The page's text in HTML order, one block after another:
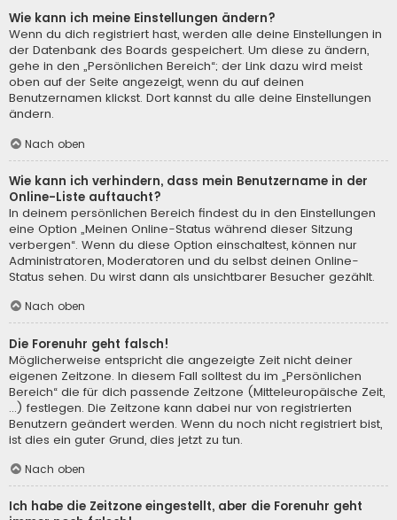
Wie kann ich meine Einstellungen ändern?
Wenn du dich registriert hast, werden alle deine Einstellungen in
der Datenbank des Boards gespeichert. Um diese zu ändern,
gehe in den „Persönlichen Bereich“; der Link dazu wird meist
oben auf der Seite angezeigt, wenn du auf deinen
Benutzernamen klickst. Dort kannst du alle deine Einstellungen
ändern.
Nach oben
Wie kann ich verhindern, dass mein Benutzername in der
Online-Liste auftaucht?
In deinem persönlichen Bereich findest du in den Einstellungen
eine Option „Meinen Online-Status während dieser Sitzung
verbergen“. Wenn du diese Option einschaltest, können nur
Administratoren, Moderatoren und du selbst deinen Online-
Status sehen. Du wirst dann als unsichtbarer Besucher gezählt.
Nach oben
Die Forenuhr geht falsch!
Möglicherweise entspricht die angezeigte Zeit nicht deiner
eigenen Zeitzone. In diesem Fall solltest du im „Persönlichen
Bereich“ die für dich passende Zeitzone (Mitteleuropäische Zeit,
...) festlegen. Die Zeitzone kann dabei nur von registrierten
Benutzern geändert werden. Wenn du noch nicht registriert bist,
ist dies ein guter Grund, dies jetzt zu tun.
Nach oben
Ich habe die Zeitzone eingestellt, aber die Forenuhr geht